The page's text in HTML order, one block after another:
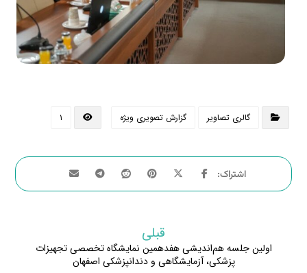
گالری تصاویر گزارش تصویری ویژه ۱
قبلی
اولین جلسه هم‌‌اندیشی هفدهمین نمایشگاه تخصصی تجهیزات
پزشکی، آزمایشگاهی و دندانپزشکی اصفهان